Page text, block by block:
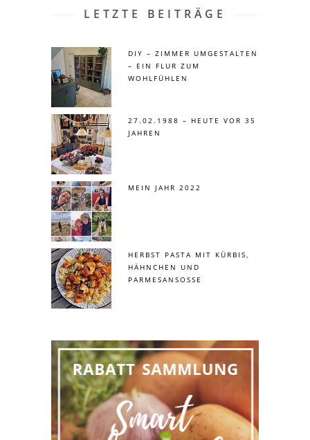
LETZTE BEITRÄGE
DIY – ZIMMER UMGESTALTEN
– EIN FLUR ZUM
WOHLFÜHLEN
27.02.1988 – HEUTE VOR 35
JAHREN
MEIN JAHR 2022
HERBST PASTA MIT KÜRBIS,
HÄHNCHEN UND
PARMESANSOSSE